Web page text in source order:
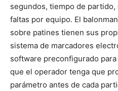
segundos, tiempo de
faltas por equipo. El
sobre patines tienen sus
sistema de marcadores
software preconfigurado
que el operador tenga que
parámetro antes de cada